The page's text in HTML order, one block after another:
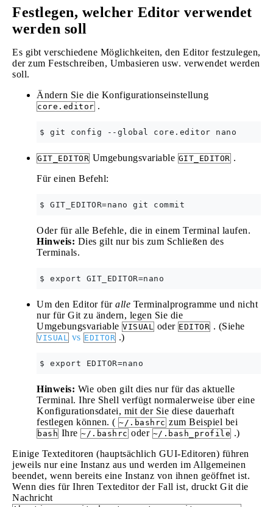
Festlegen, welcher Editor verwendet
werden soll
Es gibt verschiedene Möglichkeiten, den Editor festzulegen,
der zum Festschreiben, Umbasieren usw. verwendet werden
soll.
Ändern Sie die Konfigurationseinstellung
core.editor .
GIT_EDITOR Umgebungsvariable GIT_EDITOR .
Für einen Befehl:
Oder für alle Befehle, die in einem Terminal laufen.
Hinweis: Dies gilt nur bis zum Schließen des
Terminals.
Um den Editor für alle Terminalprogramme und nicht
nur für Git zu ändern, legen Sie die
Umgebungsvariable VISUAL oder EDITOR . (Siehe
VISUAL vs EDITOR .)
Hinweis: Wie oben gilt dies nur für das aktuelle
Terminal. Ihre Shell verfügt normalerweise über eine
Konfigurationsdatei, mit der Sie diese dauerhaft
festlegen können. ( ~/.bashrc zum Beispiel bei
bash Ihre ~/.bashrc oder ~/.bash_profile .)
Einige Texteditoren (hauptsächlich GUI-Editoren) führen
jeweils nur eine Instanz aus und werden im Allgemeinen
beendet, wenn bereits eine Instanz von ihnen geöffnet ist.
Wenn dies für Ihren Texteditor der Fall ist, druckt Git die
Nachricht